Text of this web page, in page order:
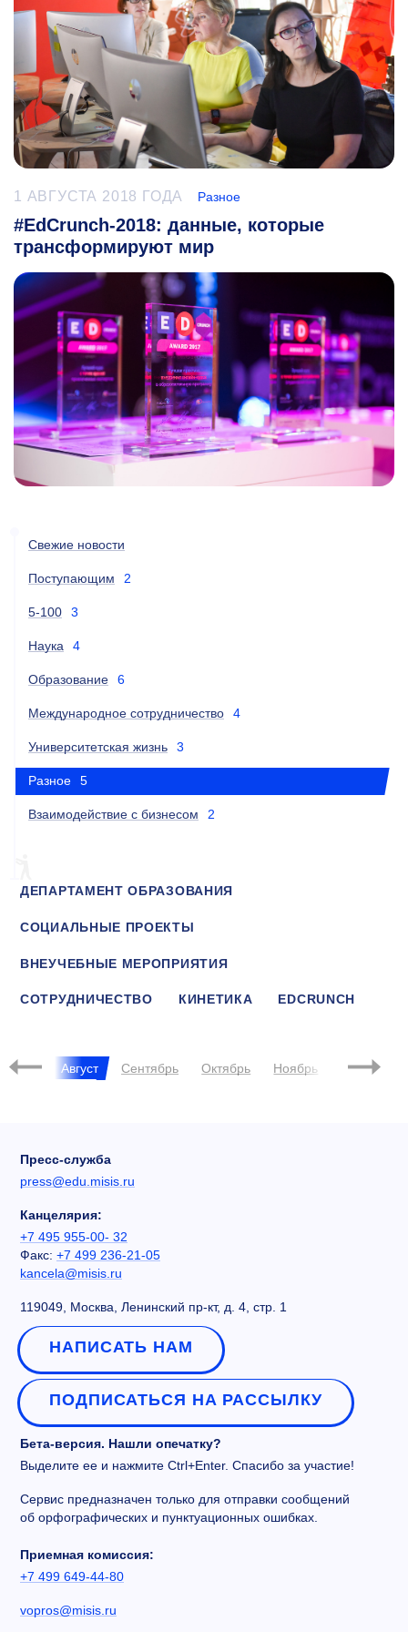
1 АВГУСТА 2018 ГОДА Разное
#EdCrunch-2018: данные, которые
трансформируют мир
Свежие новости
Поступающим 2
5-100 3
Наука 4
Образование 6
Международное сотрудничество 4
Университетская жизнь 3
Разное 5
Взаимодействие с бизнесом 2
ДЕПАРТАМЕНТ ОБРАЗОВАНИЯ
СОЦИАЛЬНЫЕ ПРОЕКТЫ
ВНЕУЧЕБНЫЕ МЕРОПРИЯТИЯ
СОТРУДНИЧЕСТВО КИНЕТИКА EDCRUNCH
Июль Август Сентябрь Октябрь Ноябрь Декабрь
Пресс-служба
press@edu.misis.ru
Канцелярия:
+7 495 955-00- 32
Факс: +7 499 236-21-05
kancela@misis.ru
119049, Москва, Ленинский пр-кт, д. 4, стр. 1
НАПИСАТЬ НАМ
ПОДПИСАТЬСЯ НА РАССЫЛКУ
Бета-версия. Нашли опечатку?
Выделите ее и нажмите Ctrl+Enter. Спасибо за участие!
Сервис предназначен только для отправки сообщений
об орфографических и пунктуационных ошибках.
Приемная комиссия:
+7 499 649-44-80
vopros@misis.ru